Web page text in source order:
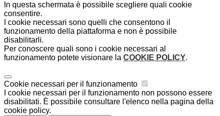
In questa schermata è possibile scegliere quali cookie
consentire.
I cookie necessari sono quelli che consentono il
funzionamento della piattaforma e non è possibile
disabilitarli.
Per conoscere quali sono i cookie necessari al
funzionamento potete visionare la COOKIE POLICY.
Cookie necessari per il funzionamento
I cookie necessari per il funzionamento non possono essere
disabilitati. È possibile consultare l'elenco nella pagina della
cookie policy.